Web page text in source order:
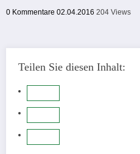
0 Kommentare 02.04.2016 204 Views
Teilen Sie diesen Inhalt: